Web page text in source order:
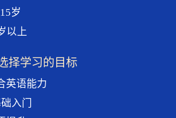
岁
以上
择学习的目标
英语能力
入门